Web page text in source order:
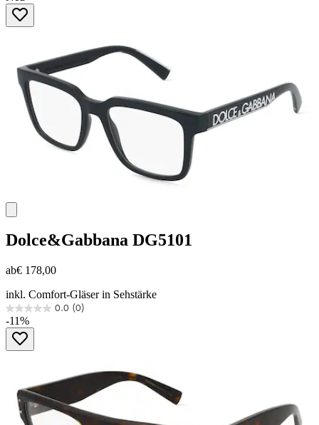
Sternen.
Dolce&Gabbana DG5101
ab€ 178,00
inkl. Comfort-Gläser in Sehstärke
0.0 (0)
0.0
von
Sternen.
-11%